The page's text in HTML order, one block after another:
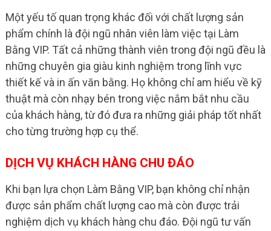
Một yếu tố quan trọng khác đối với chất lượng sản
phẩm chính là đội ngũ nhân viên làm việc tại Làm
Bằng VIP. Tất cả những thành viên trong đội ngũ đều là
những chuyên gia giàu kinh nghiệm trong lĩnh vực
thiết kế và in ấn văn bằng. Họ không chỉ am hiểu về kỹ
thuật mà còn nhạy bén trong việc nắm bắt nhu cầu
của khách hàng, từ đó đưa ra những giải pháp tốt nhất
cho từng trường hợp cụ thể.
DỊCH VỤ KHÁCH HÀNG CHU ĐÁO
Khi bạn lựa chọn Làm Bằng VIP, bạn không chỉ nhận
được sản phẩm chất lượng cao mà còn được trải
nghiệm dịch vụ khách hàng chu đáo. Đội ngũ tư vấn